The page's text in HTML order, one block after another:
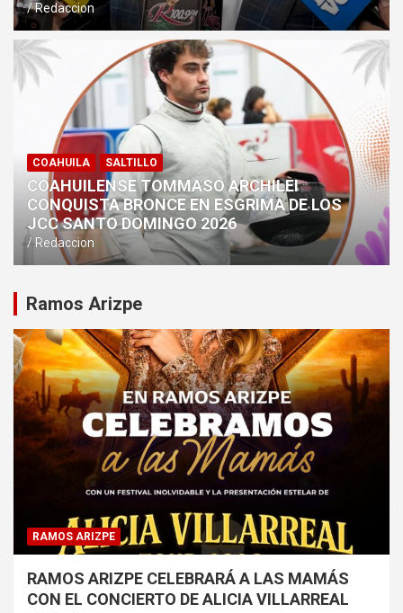
Redaccion
COAHUILA SALTILLO
COAHUILENSE TOMMASO ARCHILEI
CONQUISTA BRONCE EN ESGRIMA DE LOS
JCC SANTO DOMINGO 2026
Redaccion
Ramos Arizpe
RAMOS ARIZPE
RAMOS ARIZPE CELEBRARÁ A LAS MAMÁS
CON EL CONCIERTO DE ALICIA VILLARREAL